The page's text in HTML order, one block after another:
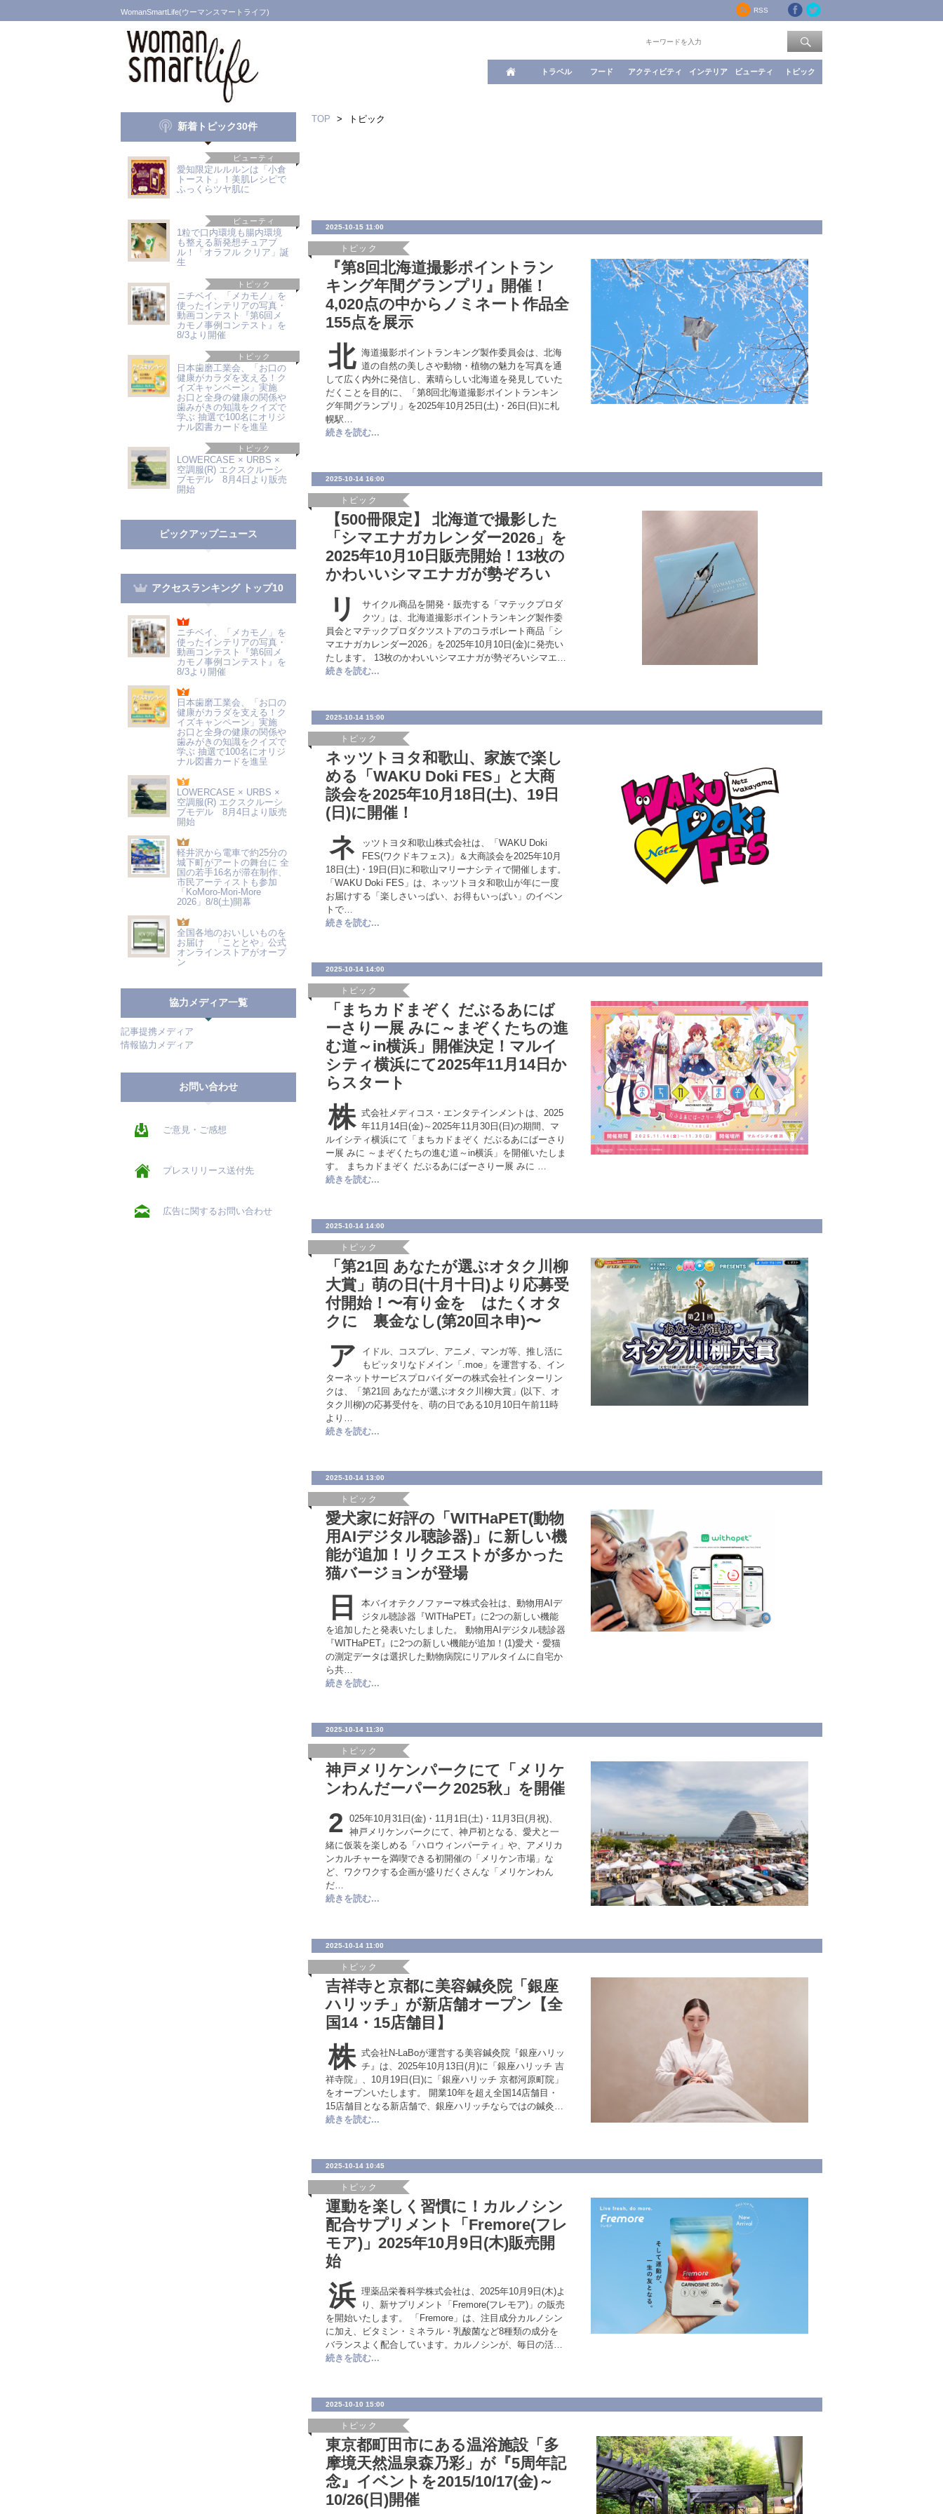
WomanSmartLife(ウーマンスマートライフ) RSS
トラベル フード アクティビティ インテリア ビューティ トピック
新着トピック30件
ビューティ
愛知限定ルルルンは「小倉
トースト」！美肌レシピで
ふっくらツヤ肌に
ビューティ
1粒で口内環境も腸内環境
も整える新発想チュアブ
ル！「オラフル クリア」誕
生
トピック
ニチベイ、「メカモノ」を
使ったインテリアの写真・
動画コンテスト『第6回メ
カモノ事例コンテスト』を
8/3より開催
トピック
日本歯磨工業会、「お口の
健康がカラダを支える！ク
イズキャンペーン」実施
お口と全身の健康の関係や
歯みがきの知識をクイズで
学ぶ 抽選で100名にオリジ
ナル図書カードを進呈
トピック
LOWERCASE × URBS ×
空調服(R) エクスクルーシ
ブモデル 8月4日より販売
開始
ピックアップニュース
アクセスランキング トップ10
ニチベイ、「メカモノ」を
使ったインテリアの写真・
動画コンテスト『第6回メ
カモノ事例コンテスト』を
8/3より開催
日本歯磨工業会、「お口の
健康がカラダを支える！ク
イズキャンペーン」実施
お口と全身の健康の関係や
歯みがきの知識をクイズで
学ぶ 抽選で100名にオリジ
ナル図書カードを進呈
LOWERCASE × URBS ×
空調服(R) エクスクルーシ
ブモデル 8月4日より販売
開始
軽井沢から電車で約25分の
城下町がアートの舞台に 全
国の若手16名が滞在制作、
市民アーティストも参加
「KoMoro-Mori-More
2026」8/8(土)開幕
全国各地のおいしいものを
お届け 「こととや」公式
オンラインストアがオープ
ン
協力メディア一覧
記事提携メディア
情報協力メディア
お問い合わせ
ご意見・ご感想
プレスリリース送付先
広告に関するお問い合わせ
TOP > トピック
2025-10-15 11:00
トピック
『第8回北海道撮影ポイントラン
キング年間グランプリ』開催！
4,020点の中からノミネート作品全
155点を展示
北 海道撮影ポイントランキング製作委員会は、北海
道の自然の美しさや動物・植物の魅力を写真を通
して広く内外に発信し、素晴らしい北海道を発見していた
だくことを目的に、「第8回北海道撮影ポイントランキン
グ年間グランプリ」を2025年10月25日(土)・26日(日)に札
幌駅…
続きを読む...
2025-10-14 16:00
トピック
【500冊限定】 北海道で撮影した
「シマエナガカレンダー2026」を
2025年10月10日販売開始！13枚の
かわいいシマエナガが勢ぞろい
リ
サイクル商品を開発・販売する「マテックプロダ
クツ」は、北海道撮影ポイントランキング製作委
員会とマテックプロダクツストアのコラボレート商品「シ
マエナガカレンダー2026」を2025年10月10日(金)に発売い
たします。 13枚のかわいいシマエナガが勢ぞろいシマエ…
続きを読む...
2025-10-14 15:00
トピック
ネッツトヨタ和歌山、家族で楽し
める「WAKU Doki FES」と大商
談会を2025年10月18日(土)、19日
(日)に開催！
ネ
ッツトヨタ和歌山株式会社は、「WAKU Doki
FES(ワクドキフェス)」＆大商談会を2025年10月
18日(土)・19日(日)に和歌山マリーナシティで開催します。
「WAKU Doki FES」は、ネッツトヨタ和歌山が年に一度
お届けする「楽しさいっぱい、お得もいっぱい」のイベン
トで…
続きを読む...
2025-10-14 14:00
トピック
「まちカドまぞく だぶるあにば
ーさりー展 みに～まぞくたちの進
む道～in横浜」開催決定！マルイ
シティ横浜にて2025年11月14日か
らスタート
株 式会社メディコス・エンタテインメントは、2025
年11月14日(金)～2025年11月30日(日)の期間、マ
ルイシティ横浜にて「まちカドまぞく だぶるあにばーさり
ー展 みに ～まぞくたちの進む道～in横浜」を開催いたしま
す。 まちカドまぞく だぶるあにばーさりー展 みに …
続きを読む...
2025-10-14 14:00
トピック
「第21回 あなたが選ぶオタク川柳
大賞」萌の日(十月十日)より応募受
付開始！〜有り金を はたくオタ
クに 裏金なし(第20回ネ申)〜
ア
イドル、コスプレ、アニメ、マンガ等、推し活に
もピッタリなドメイン「.moe」を運営する、イン
ターネットサービスプロバイダーの株式会社インターリン
クは、「第21回 あなたが選ぶオタク川柳大賞」(以下、オ
タク川柳)の応募受付を、萌の日である10月10日午前11時
より…
続きを読む...
2025-10-14 13:00
トピック
愛犬家に好評の「WITHaPET(動物
用AIデジタル聴診器)」に新しい機
能が追加！リクエストが多かった
猫バージョンが登場
日
本バイオテクノファーマ株式会社は、動物用AIデ
ジタル聴診器『WITHaPET』に2つの新しい機能
を追加したと発表いたしました。 動物用AIデジタル聴診器
『WITHaPET』に2つの新しい機能が追加！(1)愛犬・愛猫
の測定データは選択した動物病院にリアルタイムに自宅か
ら共…
続きを読む...
2025-10-14 11:30
トピック
神戸メリケンパークにて「メリケ
ンわんだーパーク2025秋」を開催
2 025年10月31日(金)・11月1日(土)・11月3日(月祝)、
神戸メリケンパークにて、神戸初となる、愛犬と一
緒に仮装を楽しめる「ハロウィンパーティ」や、アメリカ
ンカルチャーを満喫できる初開催の「メリケン市場」な
ど、ワクワクする企画が盛りだくさんな「メリケンわん
だ…
続きを読む...
2025-10-14 11:00
トピック
吉祥寺と京都に美容鍼灸院「銀座
ハリッチ」が新店舗オープン【全
国14・15店舗目】
株 式会社N-LaBoが運営する美容鍼灸院『銀座ハリッ
チ』は、2025年10月13日(月)に「銀座ハリッチ 吉
祥寺院」、10月19日(日)に「銀座ハリッチ 京都河原町院」
をオープンいたします。 開業10年を超え全国14店舗目・
15店舗目となる新店舗で、銀座ハリッチならではの鍼灸…
続きを読む...
2025-10-14 10:45
トピック
運動を楽しく習慣に！カルノシン
配合サプリメント「Fremore(フレ
モア)」2025年10月9日(木)販売開
始
浜 理薬品栄養科学株式会社は、2025年10月9日(木)よ
り、新サプリメント「Fremore(フレモア)」の販売
を開始いたします。 「Fremore」は、注目成分カルノシン
に加え、ビタミン・ミネラル・乳酸菌など8種類の成分を
バランスよく配合しています。カルノシンが、毎日の活…
続きを読む...
2025-10-10 15:00
トピック
東京都町田市にある温浴施設「多
摩境天然温泉森乃彩」が『5周年記
念』イベントを2015/10/17(金)～
10/26(日)開催